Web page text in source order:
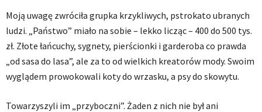
Moją uwagę zwróciła grupka krzykliwych, pstrokato ubranych
ludzi. „Państwo” miało na sobie – lekko licząc – 400 do 500 tys.
zł. Złote łańcuchy, sygnety, pierścionki i garderoba co prawda
„od sasa do lasa”, ale za to od wielkich kreatorów mody. Swoim
wyglądem prowokowali koty do wrzasku, a psy do skowytu.
Towarzyszyli im „przyboczni”. Żaden z nich nie był ani